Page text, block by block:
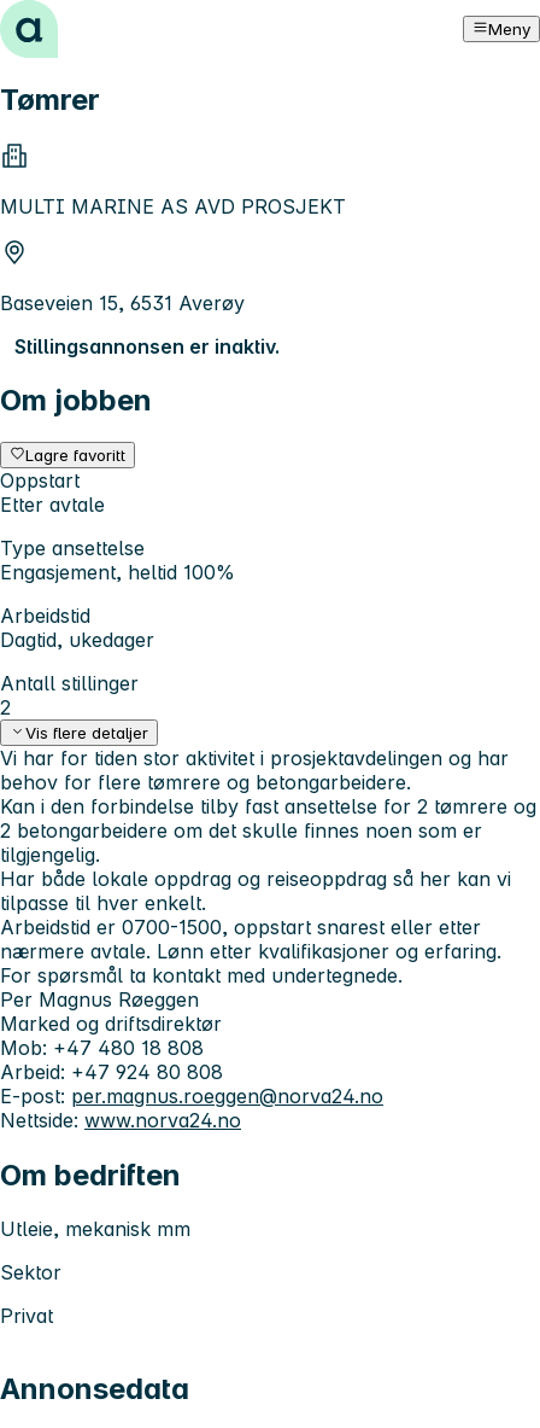
Hopp til innhold Meny
Tømrer
MULTI MARINE AS AVD PROSJEKT
Baseveien 15, 6531 Averøy
Stillingsannonsen er inaktiv.
Om jobben
Lagre favoritt
Oppstart
Etter avtale
Type ansettelse
Engasjement, heltid 100%
Arbeidstid
Dagtid, ukedager
Antall stillinger
2
Vis flere detaljer
Vi har for tiden stor aktivitet i prosjektavdelingen og har
behov for flere tømrere og betongarbeidere.
Kan i den forbindelse tilby fast ansettelse for 2 tømrere og
2 betongarbeidere om det skulle finnes noen som er
tilgjengelig.
Har både lokale oppdrag og reiseoppdrag så her kan vi
tilpasse til hver enkelt.
Arbeidstid er 0700-1500, oppstart snarest eller etter
nærmere avtale. Lønn etter kvalifikasjoner og erfaring.
For spørsmål ta kontakt med undertegnede.
Per Magnus Røeggen
Marked og driftsdirektør
Mob: +47 480 18 808
Arbeid: +47 924 80 808
E-post: per.magnus.roeggen@norva24.no
Nettside: www.norva24.no
Om bedriften
Utleie, mekanisk mm
Sektor
Privat
Annonsedata